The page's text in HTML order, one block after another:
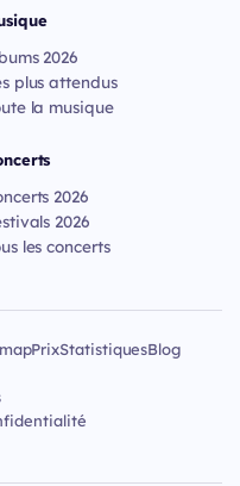
2026
plus attendus
la musique
2026
2026
les concerts
PrixStatistiquesBlog